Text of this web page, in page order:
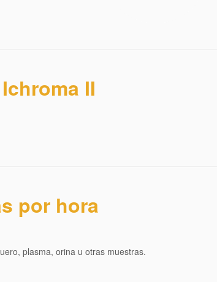
II
por hora
plasma, orina u otras muestras.